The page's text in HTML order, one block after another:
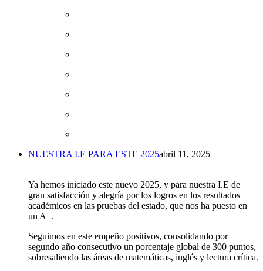
NUESTRA I.E PARA ESTE 2025abril 11, 2025
Ya hemos iniciado este nuevo 2025, y para nuestra I.E de
gran satisfacción y alegría por los logros en los resultados
académicos en las pruebas del estado, que nos ha puesto en
un A+.
Seguimos en este empeño positivos, consolidando por
segundo año consecutivo un porcentaje global de 300 puntos,
sobresaliendo las áreas de matemáticas, inglés y lectura crítica.